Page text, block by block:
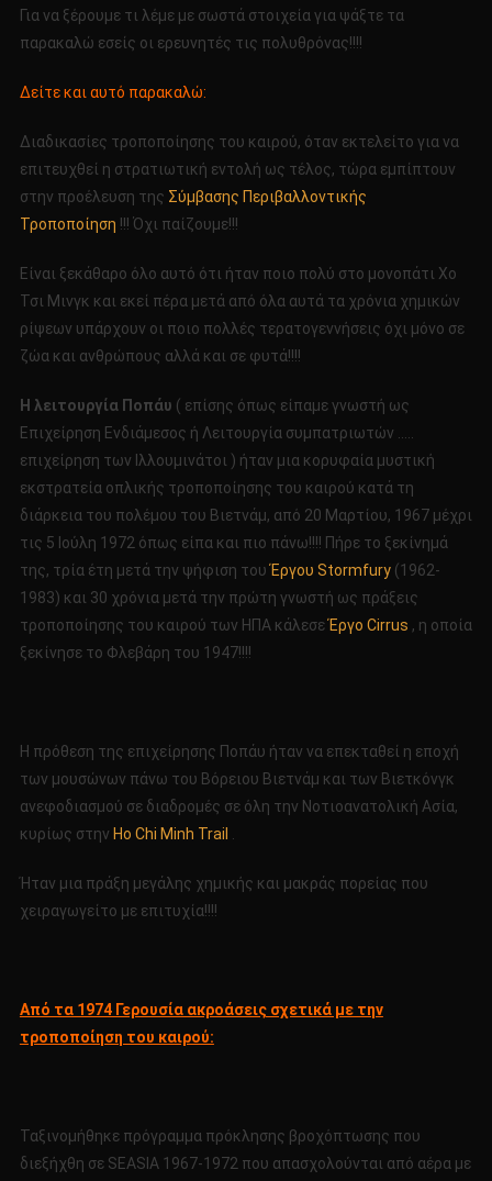
Για να ξέρουμε τι λέμε με σωστά στοιχεία για ψάξτε τα
παρακαλώ εσείς οι ερευνητές τις πολυθρόνας!!!!
Δείτε και αυτό παρακαλώ:
Διαδικασίες τροποποίησης του καιρού, όταν εκτελείτο για να
επιτευχθεί η στρατιωτική εντολή ως τέλος, τώρα εμπίπτουν
στην προέλευση της Σύμβασης Περιβαλλοντικής
Τροποποίηση !!! Όχι παίζουμε!!!
Είναι ξεκάθαρο όλο αυτό ότι ήταν ποιο πολύ στο μονοπάτι Χο
Τσι Μινγκ και εκεί πέρα μετά από όλα αυτά τα χρόνια χημικών
ρίψεων υπάρχουν οι ποιο πολλές τερατογεννήσεις όχι μόνο σε
ζώα και ανθρώπους αλλά και σε φυτά!!!!
Η λειτουργία Ποπάυ ( επίσης όπως είπαμε γνωστή ως
Επιχείρηση Ενδιάμεσος ή Λειτουργία συμπατριωτών …..
επιχείρηση των Ιλλουμινάτοι ) ήταν μια κορυφαία μυστική
εκστρατεία οπλικής τροποποίησης του καιρού κατά τη
διάρκεια του πολέμου του Βιετνάμ, από 20 Μαρτίου, 1967 μέχρι
τις 5 Ιούλη 1972 όπως είπα και πιο πάνω!!!! Πήρε το ξεκίνημά
της, τρία έτη μετά την ψήφιση τουΈργου Stormfury(1962-
1983) και 30 χρόνια μετά την πρώτη γνωστή ως πράξεις
τροποποίησης του καιρού των ΗΠΑ κάλεσεΈργο Cirrus , η οποία
ξεκίνησε το Φλεβάρη του 1947!!!!
Η πρόθεση της επιχείρησης Ποπάυ ήταν να επεκταθεί η εποχή
των μουσώνων πάνω του Βόρειου Βιετνάμ και των Βιετκόνγκ
ανεφοδιασμού σε διαδρομές σε όλη την Νοτιοανατολική Ασία,
κυρίως στην Ho Chi Minh Trail
Ήταν μια πράξη μεγάλης χημικής και μακράς πορείας που
χειραγωγείτο με επιτυχία!!!!
Από τα 1974 Γερουσία ακροάσεις σχετικά με την
τροποποίηση του καιρού:
Ταξινομήθηκε πρόγραμμα πρόκλησης βροχόπτωσης που
διεξήχθη σε SEASIA 1967-1972 που απασχολούνται από αέρα με